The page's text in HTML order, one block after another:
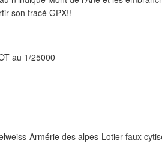
son tracé GPX!!
au 1/25000
Armérie des alpes-Lotier faux